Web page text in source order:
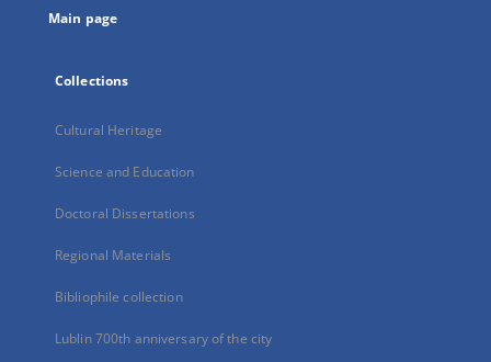
Main page
Collections
Cultural Heritage
Science and Education
Doctoral Dissertations
Regional Materials
Bibliophile collection
Lublin 700th anniversary of the city